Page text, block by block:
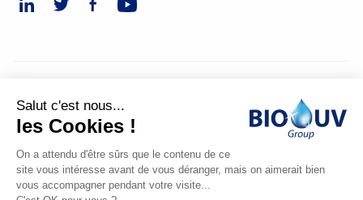
Mentions légales
Politique de confidentialité
Made
by
Salut c'est nous...
les Cookies !
On a attendu d'être sûrs que le contenu de ce
site vous intéresse avant de vous déranger, mais on aimerait bien
vous accompagner pendant votre visite...